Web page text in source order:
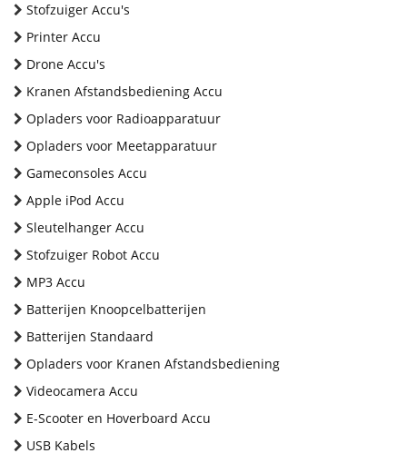
Stofzuiger Accu's
Printer Accu
Drone Accu's
Kranen Afstandsbediening Accu
Opladers voor Radioapparatuur
Opladers voor Meetapparatuur
Gameconsoles Accu
Apple iPod Accu
Sleutelhanger Accu
Stofzuiger Robot Accu
MP3 Accu
Batterijen Knoopcelbatterijen
Batterijen Standaard
Opladers voor Kranen Afstandsbediening
Videocamera Accu
E-Scooter en Hoverboard Accu
USB Kabels